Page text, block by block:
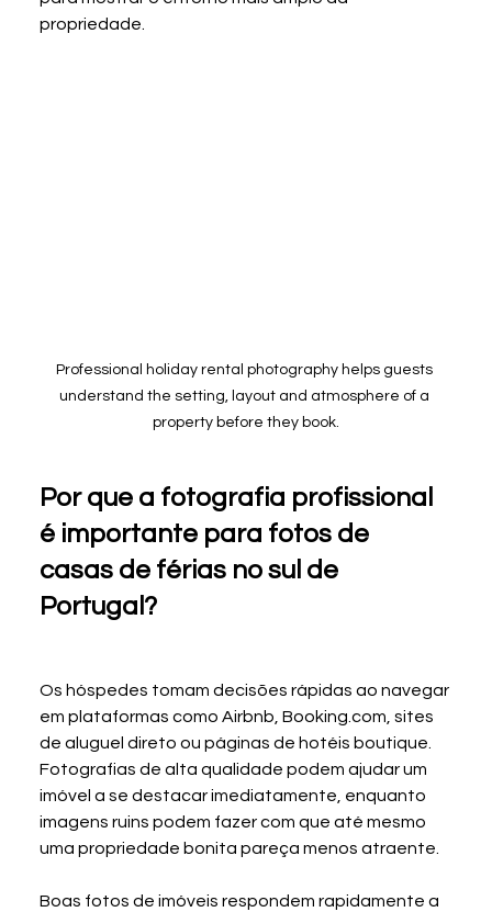
propriedade.
Professional holiday rental photography helps guests
understand the setting, layout and atmosphere of a
property before they book.
Por que a fotografia profissional
é importante para fotos de
casas de férias no sul de
Portugal?
Os hóspedes tomam decisões rápidas ao navegar
em plataformas como Airbnb, Booking.com, sites
de aluguel direto ou páginas de hotéis boutique.
Fotografias de alta qualidade podem ajudar um
imóvel a se destacar imediatamente, enquanto
imagens ruins podem fazer com que até mesmo
uma propriedade bonita pareça menos atraente.
Boas fotos de imóveis respondem rapidamente a